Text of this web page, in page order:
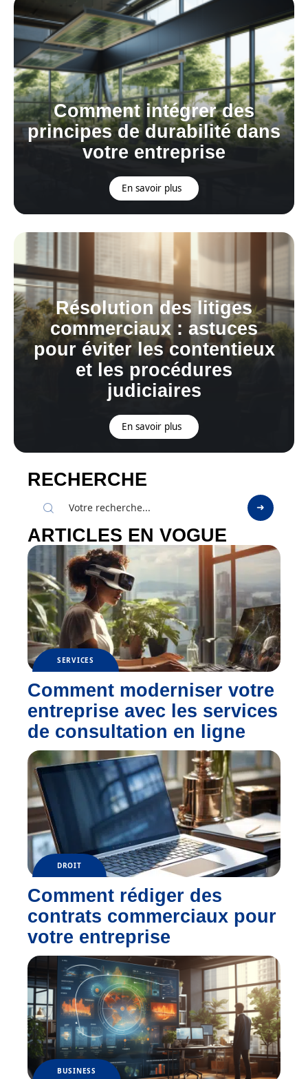
Comment intégrer des
principes de durabilité dans
votre entreprise
En savoir plus
Résolution des litiges
commerciaux : astuces
pour éviter les contentieux
et les procédures
judiciaires
En savoir plus
RECHERCHE
ARTICLES EN VOGUE
SERVICES
Comment moderniser votre
entreprise avec les services
de consultation en ligne
DROIT
Comment rédiger des
contrats commerciaux pour
votre entreprise
BUSINESS